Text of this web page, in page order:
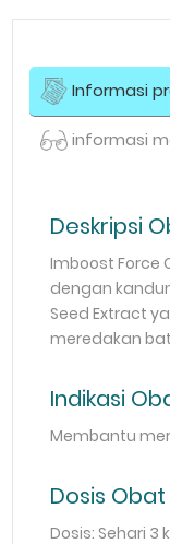
Informasi
informasi
Deskripsi
Imboost Force
dengan
Seed Extract
meredakan
Indikasi
Membantu
Dosis
Dosis: Sehari 3